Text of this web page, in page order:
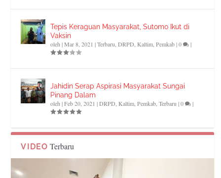
Tepis Keraguan Masyarakat, Sutomo Ikut di
Vaksin
oleh|Mar 8, 2021 |Terbaru ,DRPD ,Kaltim ,Pemkab|0 |
Jahidin Serap Aspirasi Masyarakat Sungai
Pinang Dalam
oleh|Feb 20, 2021 |DRPD ,Kaltim ,Pemkab ,Terbaru |0 |
VIDEO Terbaru